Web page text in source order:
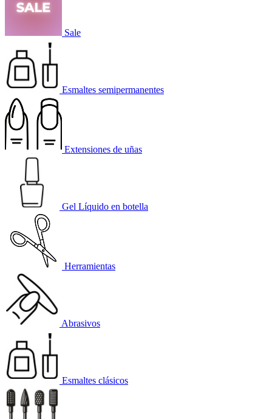
Sale
Esmaltes semipermanentes
Extensiones de uñas
Gel Líquido en botella
Herramientas
Abrasivos
Esmaltes clásicos